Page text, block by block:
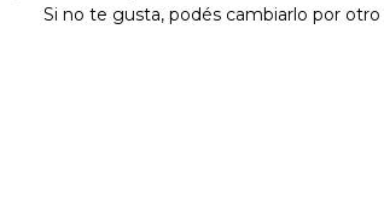
Si no te gusta, podés cambiarlo por